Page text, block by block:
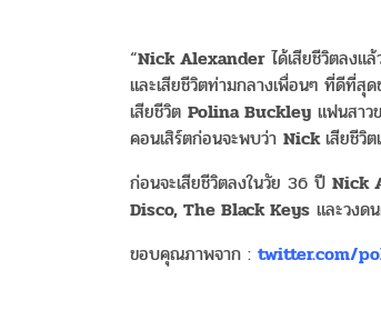
“Nick Alexander ได้เสียชีวิตลงแ
และเสียชีวิตท่ามกลางเพื่อนๆ ที่ดีที่สุด
เสียชีวิต Polina Buckley แฟนสาว
คอนเสิร์ตก่อนจะพบว่า Nickเสียชีวิ
ก่อนจะเสียชีวิตลงในวัย 36 ปี Nick
Disco, The Black Keys และวงด
ขอบคุณภาพจาก : twitter.com/